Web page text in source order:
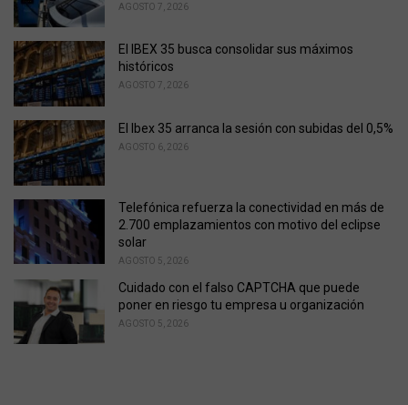
AGOSTO 7, 2026
El IBEX 35 busca consolidar sus máximos
históricos
AGOSTO 7, 2026
El Ibex 35 arranca la sesión con subidas del 0,5%
AGOSTO 6, 2026
Telefónica refuerza la conectividad en más de
2.700 emplazamientos con motivo del eclipse
solar
AGOSTO 5, 2026
Cuidado con el falso CAPTCHA que puede
poner en riesgo tu empresa u organización
AGOSTO 5, 2026